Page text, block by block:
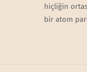
hiçliğin
bir atom